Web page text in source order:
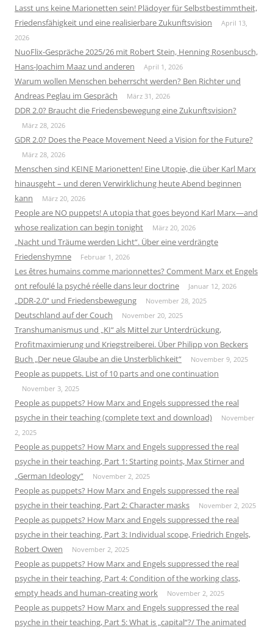
Lasst uns keine Marionetten sein! Plädoyer für Selbstbestimmtheit,
Friedensfähigkeit und eine realisierbare Zukunftsvision
April 13,
2026
NuoFlix-Gespräche 2025/26 mit Robert Stein, Henning Rosenbusch,
Hans-Joachim Maaz und anderen
April 1, 2026
Warum wollen Menschen beherrscht werden? Ben Richter und
Andreas Peglau im Gespräch
März 31, 2026
DDR 2.0? Braucht die Friedensbewegung eine Zukunftsvision?
März 28, 2026
GDR 2.0? Does the Peace Movement Need a Vision for the Future?
März 28, 2026
Menschen sind KEINE Marionetten! Eine Utopie, die über Karl Marx
hinausgeht – und deren Verwirklichung heute Abend beginnen
kann
März 20, 2026
People are NO puppets! A utopia that goes beyond Karl Marx—and
whose realization can begin tonight
März 20, 2026
„Nacht und Träume werden Licht“. Über eine verdrängte
Friedenshymne
Februar 1, 2026
Les êtres humains comme marionnettes? Comment Marx et Engels
ont refoulé la psyché réelle dans leur doctrine
Januar 12, 2026
„DDR-2.0“ und Friedensbewegung November 28, 2025
Deutschland auf der Couch November 20, 2025
Transhumanismus und „KI“ als Mittel zur Unterdrückung,
Profitmaximierung und Kriegstreiberei. Über Philipp von Beckers
Buch „Der neue Glaube an die Unsterblichkeit“
November 9, 2025
People as puppets. List of 10 parts and one continuation
November 3, 2025
People as puppets? How Marx and Engels suppressed the real
psyche in their teaching (complete text and download)
November
2, 2025
People as puppets? How Marx and Engels suppressed the real
psyche in their teaching, Part 1: Starting points, Max Stirner and
„German Ideology“
November 2, 2025
People as puppets? How Marx and Engels suppressed the real
psyche in their teaching, Part 2: Character masks
November 2, 2025
People as puppets? How Marx and Engels suppressed the real
psyche in their teaching, Part 3: Individual scope, Friedrich Engels,
Robert Owen
November 2, 2025
People as puppets? How Marx and Engels suppressed the real
psyche in their teaching, Part 4: Condition of the working class,
empty heads and human-creating work
November 2, 2025
People as puppets? How Marx and Engels suppressed the real
psyche in their teaching, Part 5: What is „capital“?/ The animated